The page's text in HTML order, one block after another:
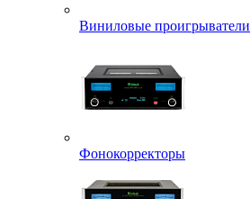
Виниловые проигрыватели
Фонокорректоры